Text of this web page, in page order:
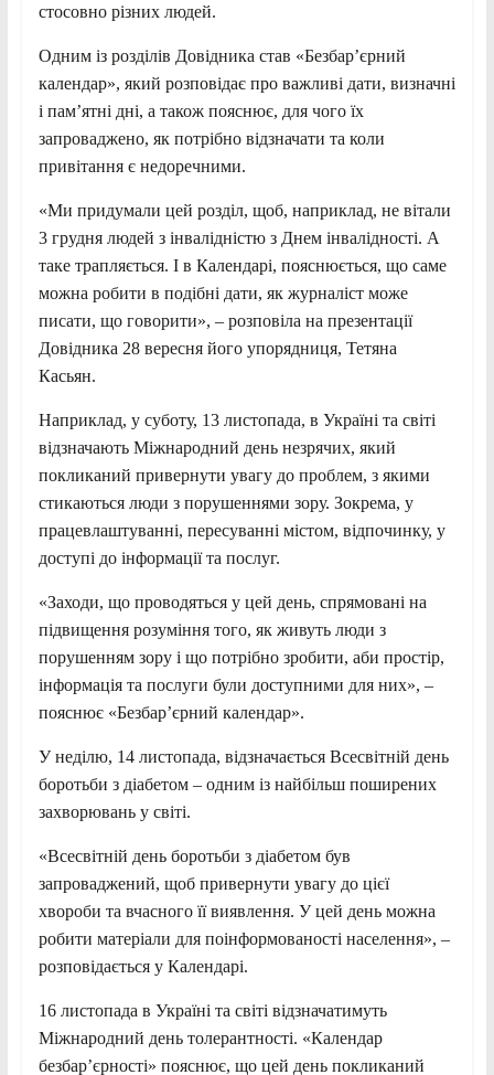
стосовно різних людей.
Одним із розділів Довідника став «Безбар’єрний
календар», який розповідає про важливі дати, визначні
і пам’ятні дні, а також пояснює, для чого їх
запроваджено, як потрібно відзначати та коли
привітання є недоречними.
«Ми придумали цей розділ, щоб, наприклад, не вітали
3 грудня людей з інвалідністю з Днем інвалідності. А
таке трапляється. І в Календарі, пояснюється, що саме
можна робити в подібні дати, як журналіст може
писати, що говорити», – розповіла на презентації
Довідника 28 вересня його упорядниця, Тетяна
Касьян.
Наприклад, у суботу, 13 листопада, в Україні та світі
відзначають Міжнародний день незрячих, який
покликаний привернути увагу до проблем, з якими
стикаються люди з порушеннями зору. Зокрема, у
працевлаштуванні, пересуванні містом, відпочинку, у
доступі до інформації та послуг.
«Заходи, що проводяться у цей день, спрямовані на
підвищення розуміння того, як живуть люди з
порушенням зору і що потрібно зробити, аби простір,
інформація та послуги були доступними для них», –
пояснює «Безбар’єрний календар».
У неділю, 14 листопада, відзначається Всесвітній день
боротьби з діабетом – одним із найбільш поширених
захворювань у світі.
«Всесвітній день боротьби з діабетом був
запроваджений, щоб привернути увагу до цієї
хвороби та вчасного її виявлення. У цей день можна
робити матеріали для поінформованості населення», –
розповідається у Календарі.
16 листопада в Україні та світі відзначатимуть
Міжнародний день толерантності. «Календар
безбар’єрності» пояснює, що цей день покликаний